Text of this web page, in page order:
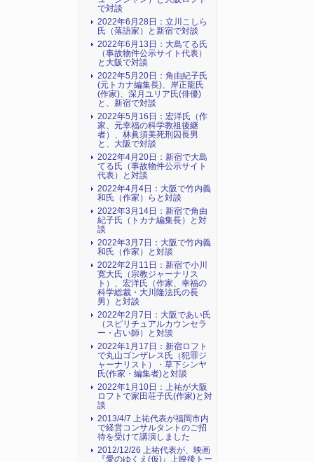
で対談
2022年6月28日：立川こしら
氏（落語家）と新宿で対談
2022年6月13日：大島てる氏
（事故物件公示サイト代表）
と大阪で対談
2022年5月20日：角由紀子氏
(元トカナ編集長)、岸正龍氏
(作家)、深月ユリア氏(俳優)
と、新宿で対談
2022年5月16日：宏洋氏（作
家、元幸福の科学教祖後継
者）、林眞須美死刑囚長男
と、大阪で対談
2022年4月20日：新宿で大島
てる氏（事故物件公示サイト
代表）と対談
2022年4月4日：大阪で竹内義
和氏（作家）らと対談
2022年3月14日：新宿で角由
紀子氏（トカナ編集長）と対
談
2022年3月7日：大阪で竹内義
和氏（作家）と対談
2022年2月11日：新宿で小川
寛大氏（宗教ジャーナリス
ト）、宏洋氏（作家、幸福の
科学総裁・大川隆法氏の長
男）と対談
2022年2月7日：大阪であい氏
（スピリチュアルカウンセラ
ー・占い師）と対談
2022年1月17日：新宿ロフト
で丸山ゴンザレス氏（犯罪ジ
ャーナリスト）・草下シンヤ
氏(作家・編集者)と対談
2022年1月10日：上祐が大阪
ロフトで家田荘子氏(作家)と対
談
2013/4/7 上祐代表が福岡市内
で経営コンサルタントのご招
待を受けて講演しました
2012/12/26 上祐代表が、映画
『愛のゆくえ(仮)』上映後トー